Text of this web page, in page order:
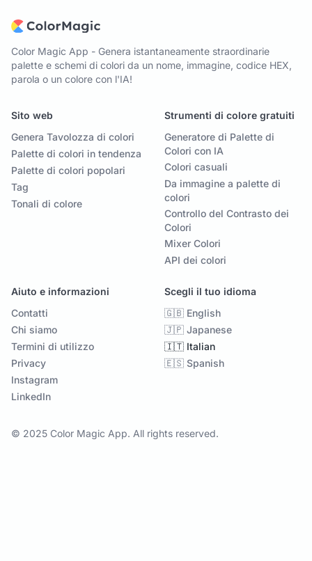
Color Magic App - Genera istantaneamente straordinarie
palette e schemi di colori da un nome, immagine, codice HEX,
parola o un colore con l'IA!
Sito web
Genera Tavolozza di colori
Palette di colori in tendenza
Palette di colori popolari
Tag
Tonali di colore
Strumenti di colore gratuiti
Generatore di Palette di
Colori con IA
Colori casuali
Da immagine a palette di
colori
Controllo del Contrasto dei
Colori
Mixer Colori
API dei colori
Aiuto e informazioni
Contatti
Chi siamo
Termini di utilizzo
Privacy
Instagram
LinkedIn
Scegli il tuo idioma
🇬🇧 English
🇯🇵 Japanese
🇮🇹 Italian
🇪🇸 Spanish
© 2025 Color Magic App. All rights reserved.